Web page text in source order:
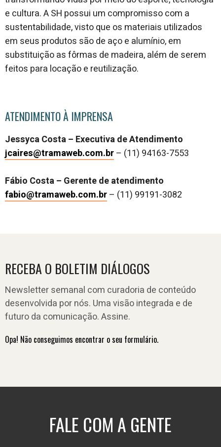
e cultura. A SH possui um compromisso com a
sustentabilidade, visto que os materiais utilizados
em seus produtos são de aço e alumínio, em
substituição as fôrmas de madeira, além de serem
feitos para locação e reutilização.
ATENDIMENTO À IMPRENSA
Jessyca Costa – Executiva de Atendimento
jcaires@tramaweb.com.br– (11) 94163-7553
Fábio Costa – Gerente de atendimento
fabio@tramaweb.com.br– (11) 99191-3082
RECEBA O BOLETIM DIÁLOGOS
Newsletter semanal com curadoria de conteúdo
desenvolvida por nós. Uma visão integrada e de
futuro da comunicação. Assine.
Opa! Não conseguimos encontrar o seu formulário.
FALE COM A GENTE